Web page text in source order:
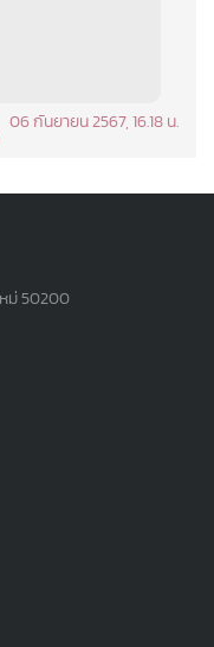
06 กันยายน 2567, 16.18 น.
หม่ 50200